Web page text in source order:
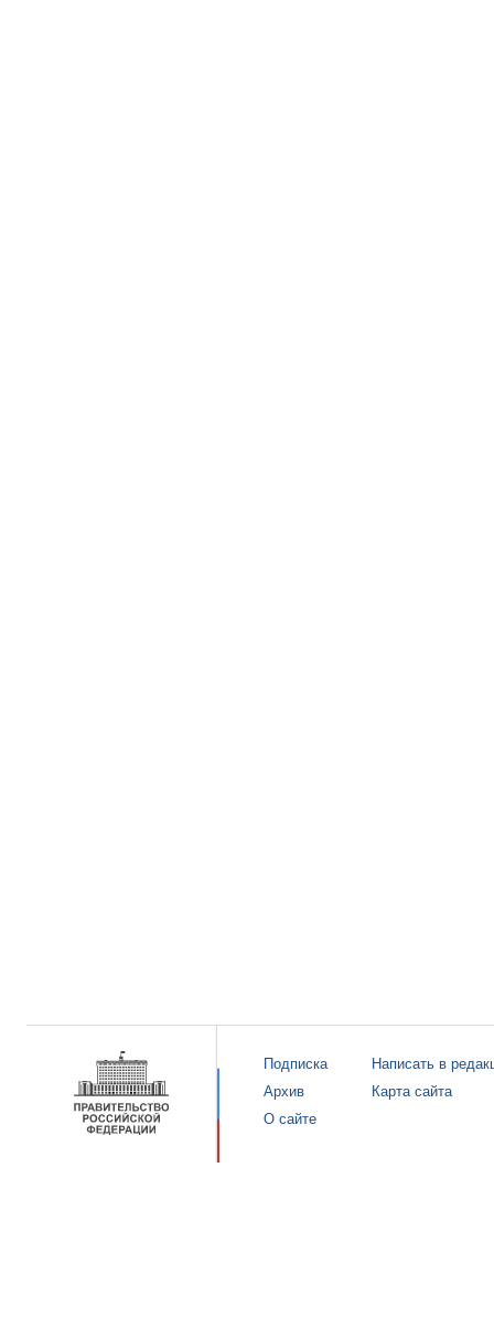
Подписка
Архив
О сайте
Написать в
Карта сайта